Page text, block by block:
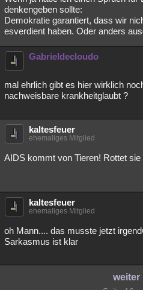
denkengeben sollte:
Demokratie garantiert, dass wir
esverdient haben. Oder anders
Gabrieldecloudo
mal ehrlich gibt es hier wirklich
nachweisbare krankheitglaubt ?
kaltesfeuer
ehemaliges Mitglied
AIDS kommt von Tieren! Rottet sie
kaltesfeuer
ehemaliges Mitglied
oh Mann.... das musste jetzt
Sarkasmus ist klar
weiter